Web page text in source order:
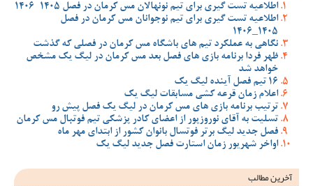
اطلاعیه تست گیری برای تیم نونهالان مس کرمان در فصل 1405-1406
اطلاعیه تست گیری برای تیم نوجوانان مس کرمان در فصل
1405_1406
نگاهی به عملکرد تیم های باشگاه مس کرمان در فصلی که گذشت
ظهر فردا برنامه بازی های فصل بعد مس کرمان در لیگ یک مشخص
خواهد شد
16 تیم فصل آینده لیگ یک
اعلام زمان قرعه کشی مسابقات لیگ یک
ترتیب برنامه بازی های مس کرمان در لیگ یک فصل پیش رو
تسلیت به آقای نوروزپور از اعضای کادر پزشکی تیم فوتبال مس کرمان
فصل جدید لیگ برتر فوتسال بانوان کشور از ابتدای مهر ماه
اواخر شهریور زمان استارت فصل جدید لیگ یک
آخرین مطالب